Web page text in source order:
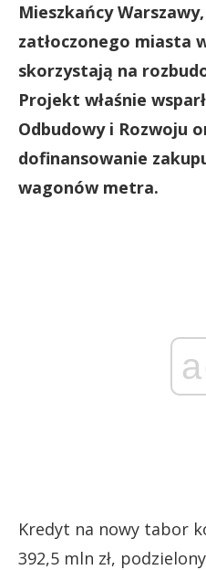
Mieszkańcy
zatłoczonego miasta
skorzystają na
Projekt właśnie
Odbudowy i Rozwoju
dofinansowanie
wagonów metra.
Kredyt na nowy tabor
392,5 mln zł,